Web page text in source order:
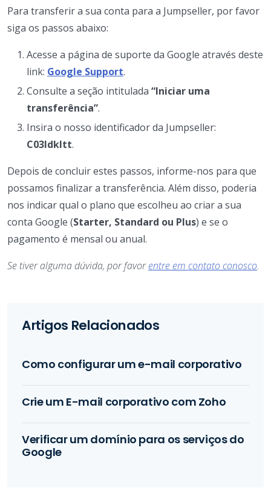
Para transferir a sua conta para a Jumpseller, por favor
siga os passos abaixo:
Acesse a página de suporte da Google através deste
link: Google Support.
Consulte a seção intitulada “Iniciar uma
transferência”.
Insira o nosso identificador da Jumpseller:
C03ldkltt.
Depois de concluir estes passos, informe-nos para que
possamos finalizar a transferência. Além disso, poderia
nos indicar qual o plano que escolheu ao criar a sua
conta Google (Starter, Standard ou Plus) e se o
pagamento é mensal ou anual.
Se tiver alguma dúvida, por favorentre em contato conosco.
Artigos Relacionados
Como configurar um e-mail corporativo
Crie um E-mail corporativo com Zoho
Verificar um domínio para os serviços do
Google